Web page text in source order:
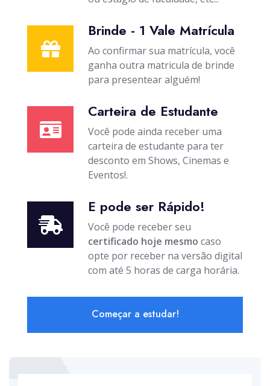
Brinde - 1 Vale Matrícula
Ao confirmar sua matrícula, você
ganha outra matricula de brinde
para presentear alguém!
Carteira de Estudante
Você pode ainda receber uma
carteira de estudante para ter
desconto em Shows, Cinemas e
Eventos!.
E pode ser Rápido!
Você pode receber seu
certificado hoje mesmo caso
opte por receber na versão digital
com até 5 horas de carga horária.
Começar a estudar!